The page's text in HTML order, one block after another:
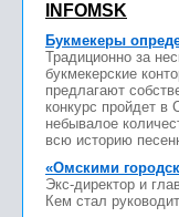
INFOMSK
Букмекеры
Традиционно за
букмекерские
предлагают
конкурс пройдет в
небывалое
всю историю
«Омскими
Экс-директор и
Кем стал